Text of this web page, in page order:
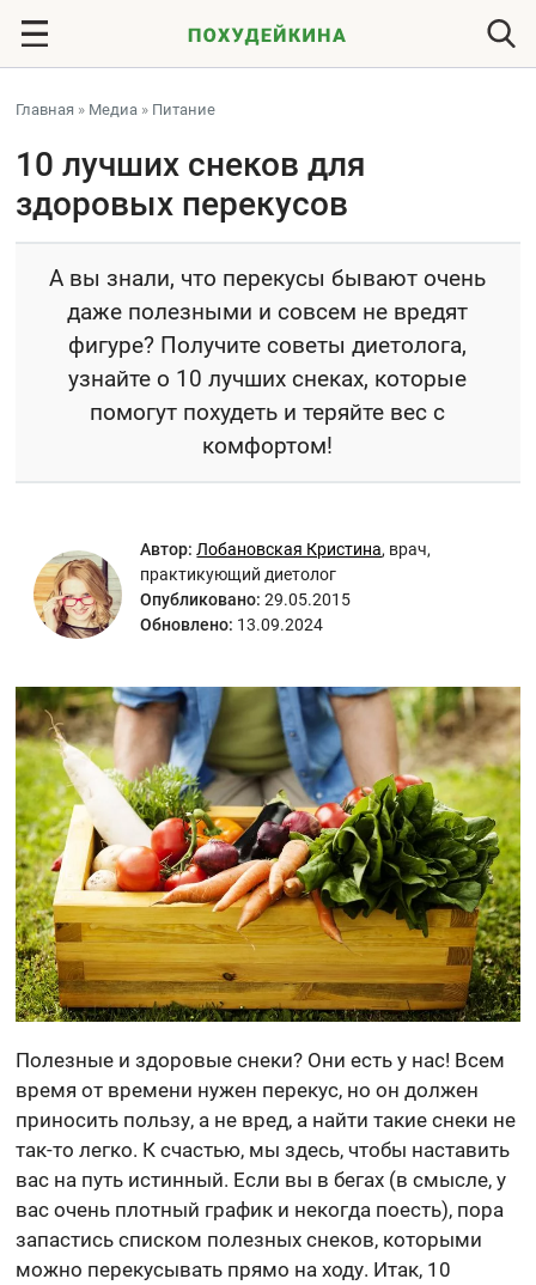
Главная » Медиа » Питание
10 лучших снеков для
здоровых перекусов
А вы знали, что перекусы бывают очень
даже полезными и совсем не вредят
фигуре? Получите советы диетолога,
узнайте о 10 лучших снеках, которые
помогут похудеть и теряйте вес с
комфортом!
Автор: Лобановская Кристина, врач,
практикующий диетолог
Опубликовано: 29.05.2015
Обновлено: 13.09.2024
Полезные и здоровые снеки? Они есть у нас! Всем
время от времени нужен перекус, но он должен
приносить пользу, а не вред, а найти такие снеки не
так-то легко. К счастью, мы здесь, чтобы наставить
вас на путь истинный. Если вы в бегах (в смысле, у
вас очень плотный график и некогда поесть), пора
запастись списком полезных снеков, которыми
можно перекусывать прямо на ходу. Итак, 10